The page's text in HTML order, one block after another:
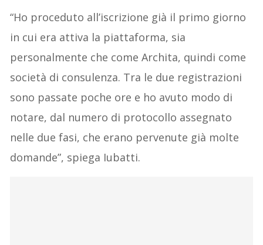
“Ho proceduto all’iscrizione già il primo giorno
in cui era attiva la piattaforma, sia
personalmente che come Archita, quindi come
società di consulenza. Tra le due registrazioni
sono passate poche ore e ho avuto modo di
notare, dal numero di protocollo assegnato
nelle due fasi, che erano pervenute già molte
domande”, spiega Iubatti.